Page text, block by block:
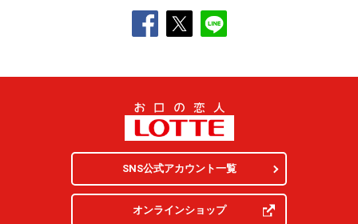
SNS公式アカウント一覧
オンラインショップ